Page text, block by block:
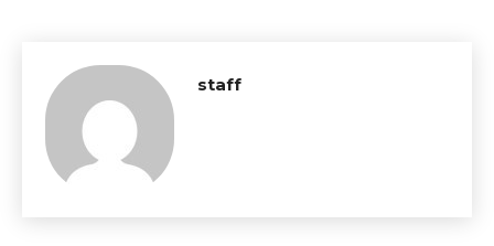
staff